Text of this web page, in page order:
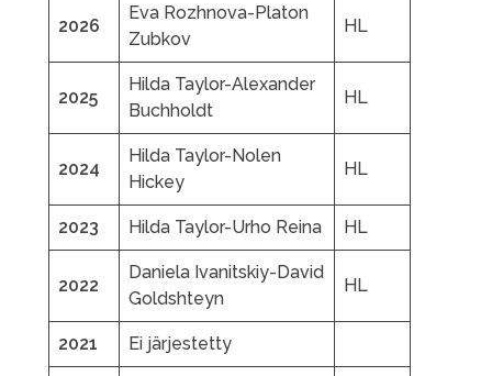
2026
Eva Rozhnova-Platon
Zubkov
HL
2025
Hilda Taylor-Alexander
Buchholdt
HL
2024
Hilda Taylor-Nolen
Hickey
HL
2023 Hilda Taylor-Urho Reina HL
2022
Daniela Ivanitskiy-David
Goldshteyn
HL
2021 Ei järjestetty